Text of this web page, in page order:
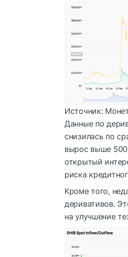
Источник:
Данные по
снизилась по
вырос выше 500
открытый
риска
Кроме того,
деривативов.
на улучшение